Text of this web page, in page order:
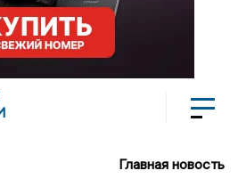
Главная новость